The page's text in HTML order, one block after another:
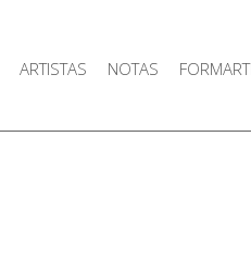
ARTISTAS NOTAS